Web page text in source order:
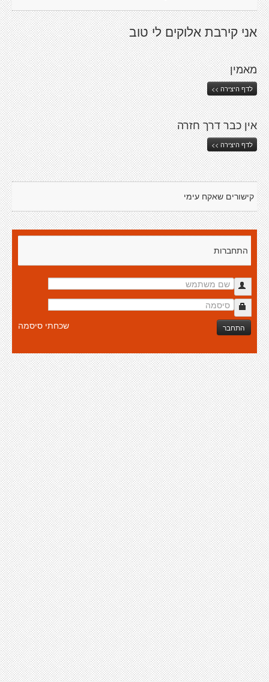
אני קירבת אלוקים לי טוב
מאמין
לדף היצירה >>
אין כבר דרך חזרה
לדף היצירה >>
קישורים שאקח עימי
התחברות
התחבר שכחתי סיסמה